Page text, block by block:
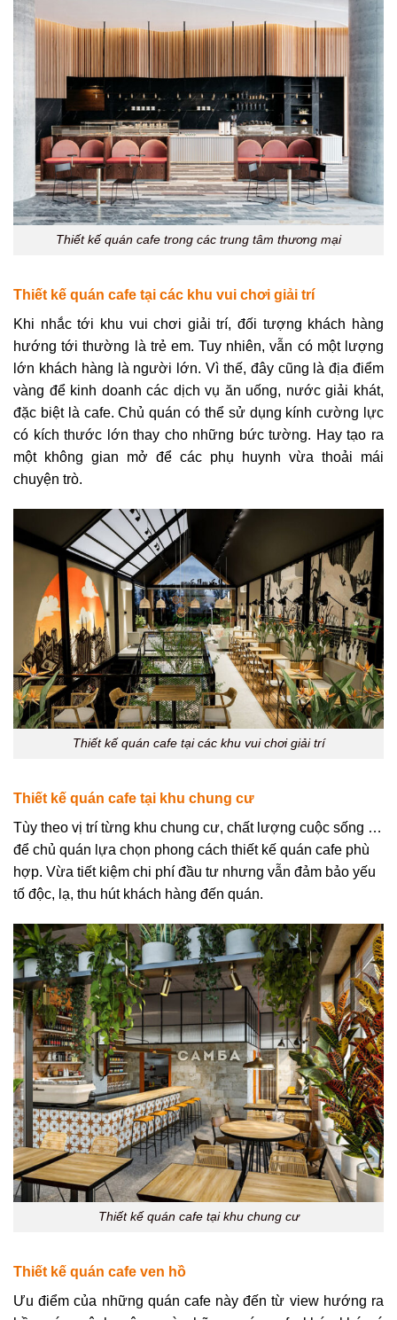
Thiết kế quán cafe trong các trung tâm thương mại
Thiết kế quán cafe tại các khu vui chơi giải trí
Khi nhắc tới khu vui chơi giải trí, đối tượng khách hàng
hướng tới thường là trẻ em. Tuy nhiên, vẫn có một lượng
lớn khách hàng là người lớn. Vì thế, đây cũng là địa điểm
vàng để kinh doanh các dịch vụ ăn uống, nước giải khát,
đặc biệt là cafe. Chủ quán có thể sử dụng kính cường lực
có kích thước lớn thay cho những bức tường. Hay tạo ra
một không gian mở để các phụ huynh vừa thoải mái
chuyện trò.
Thiết kế quán cafe tại các khu vui chơi giải trí
Thiết kế quán cafe tại khu chung cư
Tùy theo vị trí từng khu chung cư, chất lượng cuộc sống …
để chủ quán lựa chọn phong cách thiết kế quán cafe phù
hợp. Vừa tiết kiệm chi phí đầu tư nhưng vẫn đảm bảo yếu
tố độc, lạ, thu hút khách hàng đến quán.
Thiết kế quán cafe tại khu chung cư
Thiết kế quán cafe ven hồ
Ưu điểm của những quán cafe này đến từ view hướng ra